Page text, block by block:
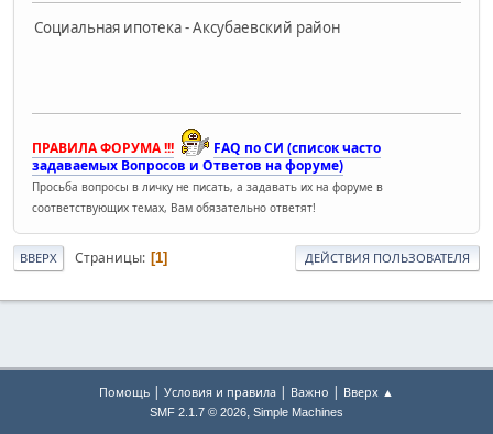
Социальная ипотека - Аксубаевский район
ПРАВИЛА ФОРУМА !!!
FAQ по СИ (список часто
задаваемых Вопросов и Ответов на форуме)
Просьба вопросы в личку не писать, а задавать их на форуме в
соответствующих темах, Вам обязательно ответят!
ВВЕРХ Страницы 1 ДЕЙСТВИЯ ПОЛЬЗОВАТЕЛЯ
Помощь | Условия и правила | Важно | Вверх ▲
SMF 2.1.7 © 2026, Simple Machines